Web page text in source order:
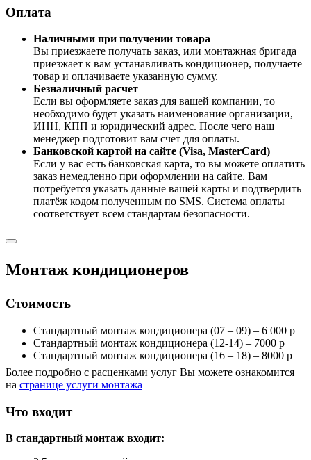
Оплата
Наличными при получении товара
Вы приезжаете получать заказ, или монтажная бригада
приезжает к вам устанавливать кондиционер, получаете
товар и оплачиваете указанную сумму.
Безналичный расчет
Если вы оформляете заказ для вашей компании, то
необходимо будет указать наименование организации,
ИНН, КПП и юридический адрес. После чего наш
менеджер подготовит вам счет для оплаты.
Банковской картой на сайте (Visa, MasterCard)
Если у вас есть банковская карта, то вы можете оплатить
заказ немедленно при оформлении на сайте. Вам
потребуется указать данные вашей карты и подтвердить
платёж кодом полученным по SMS. Система оплаты
соответствует всем стандартам безопасности.
Монтаж кондиционеров
Стоимость
Стандартный монтаж кондиционера (07 – 09) – 6 000 р
Стандартный монтаж кондиционера (12-14) – 7000 р
Стандартный монтаж кондиционера (16 – 18) – 8000 р
Более подробно с расценками услуг Вы можете ознакомится
на странице услуги монтажа
Что входит
В стандартный монтаж входит: